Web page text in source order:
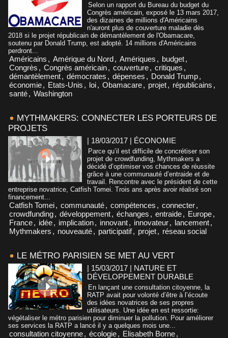
Selon un rapport du Bureau du budget du
Congrès américain, exposé le 13 mars 2017,
des dizaines de millions d'Américains
n'auront plus de couverture maladie dès
2018 si le projet républicain de démantèlement de l'Obamacare,
soutenu par Donald Trump, est adopté. 14 millions d'Américains
perdront...
Américains , Amérique du Nord, Amériques , budget,
Congrès , Congrès américain, couverture, critiques ,
démantèlement, démocrates , dépenses , Donald Trump,
économie, Etats-Unis , loi, Obamacare, projet, républicains ,
santé, Washington
MYTHMAKERS: CONNECTER LES PORTEURS DE
PROJETS
| 18/03/2017 | ÉCONOMIE
Parce qu’il est difficile de concrétiser son
projet de crowdfunding, Mythmakers a
décidé d’optimiser vos chances de réussite
grâce à une communauté d’entraide et de
travail. Rencontre avec le président de cette
entreprise novatrice, Catfish Tomei. Trois ans après avoir réalisé son
financement...
Catfish Tomei, communauté, compétences , connecter,
crowdfunding, développement, échanges , entraide, Europe,
France, idée, implication, innovant, innovateur, lancement,
Mythmakers , nouveauté, participatif, projet, réseau social
LE MÉTRO PARISIEN SE MET AU VERT
| 15/03/2017 | NATURE ET
DÉVELOPPEMENT DURABLE
En lançant une consultation citoyenne, la
RATP avait pour volonté d’être à l’écoute
des idées novatrices de ses propres
utilisateurs. Une idée en est ressortie:
végétaliser le métro parisien pour diminuer la pollution. Pour améliorer
ses services la RATP a lancé il y a quelques mois une...
consultation citoyenne, écologie, Elisabeth Borne,